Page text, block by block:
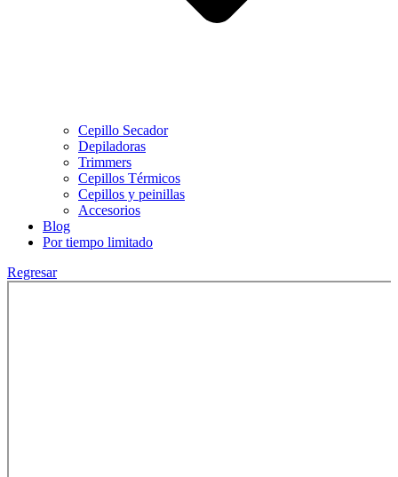
Cepillo Secador
Depiladoras
Trimmers
Cepillos Térmicos
Cepillos y peinillas
Accesorios
Blog
Por tiempo limitado
Regresar